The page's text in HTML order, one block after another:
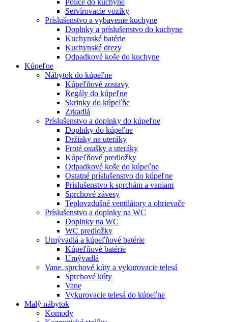
Servírovacie vozíky
Príslušenstvo a vybavenie kuchyne
Doplnky a príslušenstvo do kuchyne
Kuchynské batérie
Kuchynské drezy
Odpadkové koše do kuchyne
Kúpeľne
Nábytok do kúpeľne
Kúpeľňové zostavy
Regály do kúpeľne
Skrinky do kúpeľňe
Zrkadlá
Príslušenstvo a doplnky do kúpeľne
Doplnky do kúpeľne
Držiaky na uteráky
Froté osušky a uteráky
Kúpeľňové predložky
Odpadkové koše do kúpeľne
Ostatné príslušenstvo do kúpeľne
Príslušenstvo k sprchám a vaniam
Sprchové závesy
Teplovzdušné ventilátory a ohrievače
Príslušenstvo a doplnky na WC
Doplnky na WC
WC predložky
Umývadlá a kúpeľňové batérie
Kúpeľňové batérie
Umývadlá
Vane, sprchové kúty a vykurovacie telesá
Sprchové kúty
Vane
Vykurovacie telesá do kúpeľne
Malý nábytok
Komody